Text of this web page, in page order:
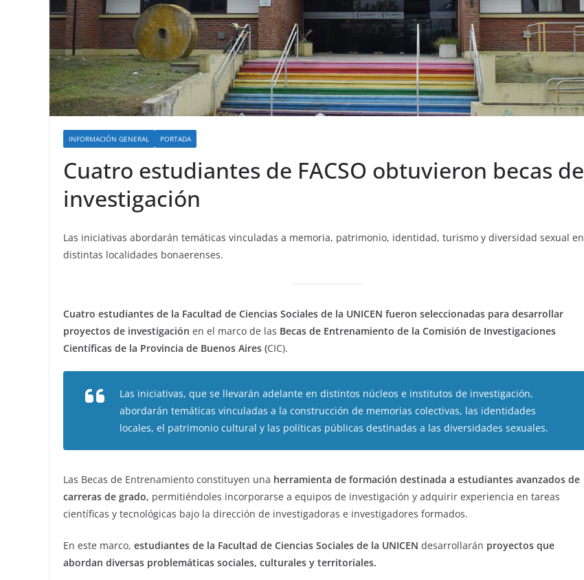
INFORMACIÓN GENERAL PORTADA
Cuatro estudiantes de FACSO obtuvieron becas de
investigación
Las iniciativas abordarán temáticas vinculadas a memoria, patrimonio, identidad, turismo y diversidad sexual en
distintas localidades bonaerenses.
Cuatro estudiantes de la Facultad de Ciencias Sociales de la UNICEN fueron seleccionadas para desarrollar
proyectos de investigación en el marco de las Becas de Entrenamiento de la Comisión de Investigaciones
Científicas de la Provincia de Buenos Aires (CIC).
Las iniciativas, que se llevarán adelante en distintos núcleos e institutos de investigación,
abordarán temáticas vinculadas a la construcción de memorias colectivas, las identidades
locales, el patrimonio cultural y las políticas públicas destinadas a las diversidades sexuales.
Las Becas de Entrenamiento constituyen una herramienta de formación destinada a estudiantes avanzados de
carreras de grado, permitiéndoles incorporarse a equipos de investigación y adquirir experiencia en tareas
científicas y tecnológicas bajo la dirección de investigadoras e investigadores formados.
En este marco, estudiantes de la Facultad de Ciencias Sociales de la UNICEN desarrollarán proyectos que
abordan diversas problemáticas sociales, culturales y territoriales.